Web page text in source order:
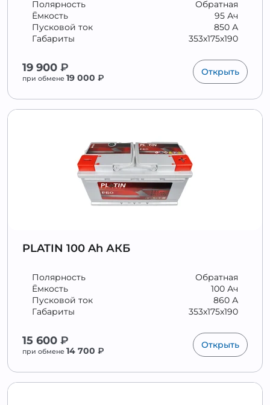
Обратная
Полярность
95 Ач
Ёмкость
850 А
Пусковой ток
353x175x190
Габариты
19 900 ₽
при обмене 19 000 ₽
Открыть
PLATIN 100 Ah АКБ
Обратная
Полярность
100 Ач
Ёмкость
860 А
Пусковой ток
353x175x190
Габариты
15 600 ₽
при обмене 14 700 ₽
Открыть